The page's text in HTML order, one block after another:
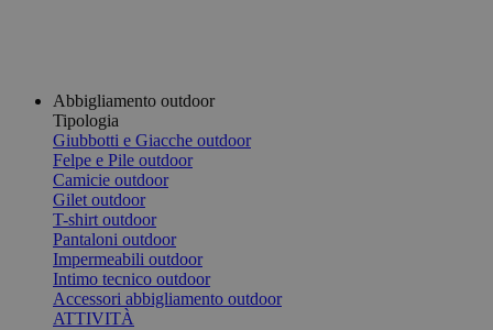
Abbigliamento outdoor
Tipologia
Giubbotti e Giacche outdoor
Felpe e Pile outdoor
Camicie outdoor
Gilet outdoor
T-shirt outdoor
Pantaloni outdoor
Impermeabili outdoor
Intimo tecnico outdoor
Accessori abbigliamento outdoor
ATTIVITÀ